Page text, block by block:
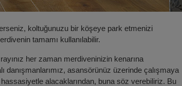
koltuğunuzu bir köşeye park etmenizi
tamamı kullanılabilir.
her zaman merdiveninizin kenarına
danışmanlarımız, asansörünüz üzerinde çalışmaya
alacaklarından, buna söz verebiliriz. Bu